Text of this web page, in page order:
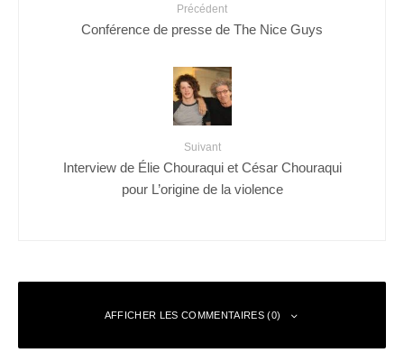
Précédent
Conférence de presse de The Nice Guys
Suivant
Interview de Élie Chouraqui et César Chouraqui
pour L’origine de la violence
AFFICHER LES COMMENTAIRES (0)